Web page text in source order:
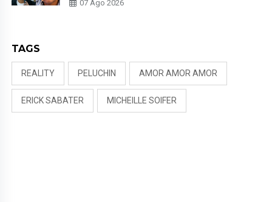
NALDY SALDAÑA
07 Ago 2026
TAGS
REALITY PELUCHIN AMOR AMOR AMOR
ERICK SABATER MICHEILLE SOIFER